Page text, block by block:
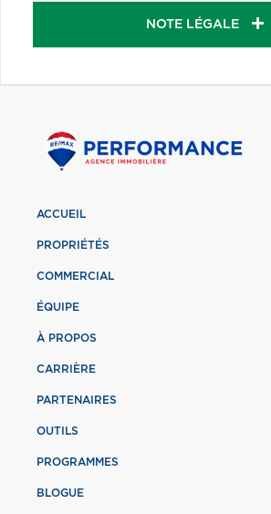
NOTE LÉGALE
ACCUEIL
PROPRIÉTÉS
COMMERCIAL
ÉQUIPE
À PROPOS
CARRIÈRE
PARTENAIRES
OUTILS
PROGRAMMES
BLOGUE